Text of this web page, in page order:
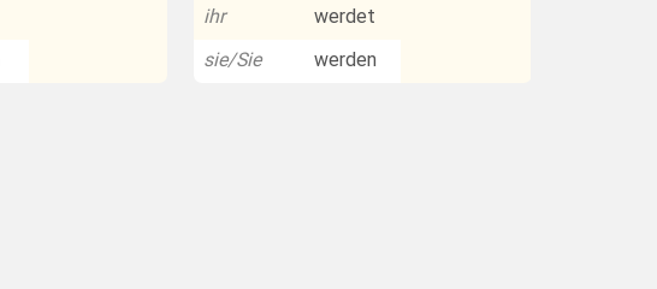
ihr
werdet
sie/Sie
werden